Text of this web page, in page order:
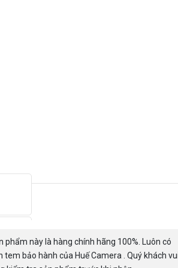
phẩm này là hàng chính hãng 100%. Luôn có
tem bảo hành của Huế Camera . Quý khách